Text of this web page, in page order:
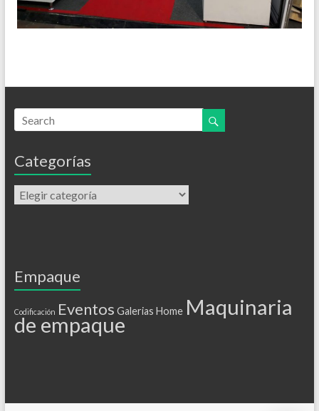
Categorías
Empaque
Codificación Eventos Galerias Home Maquinaria
de empaque